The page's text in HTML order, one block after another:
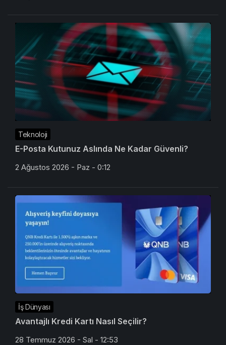
Teknoloji
E-Posta Kutunuz Aslında Ne Kadar Güvenli?
2 Ağustos 2026 - Paz - 0:12
İş Dünyası
Avantajlı Kredi Kartı Nasıl Seçilir?
28 Temmuz 2026 - Sal - 12:53